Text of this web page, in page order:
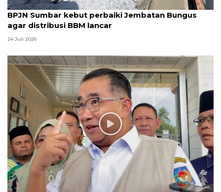
BPJN Sumbar kebut perbaiki Jembatan Bungus
agar distribusi BBM lancar
24 Juli 2026